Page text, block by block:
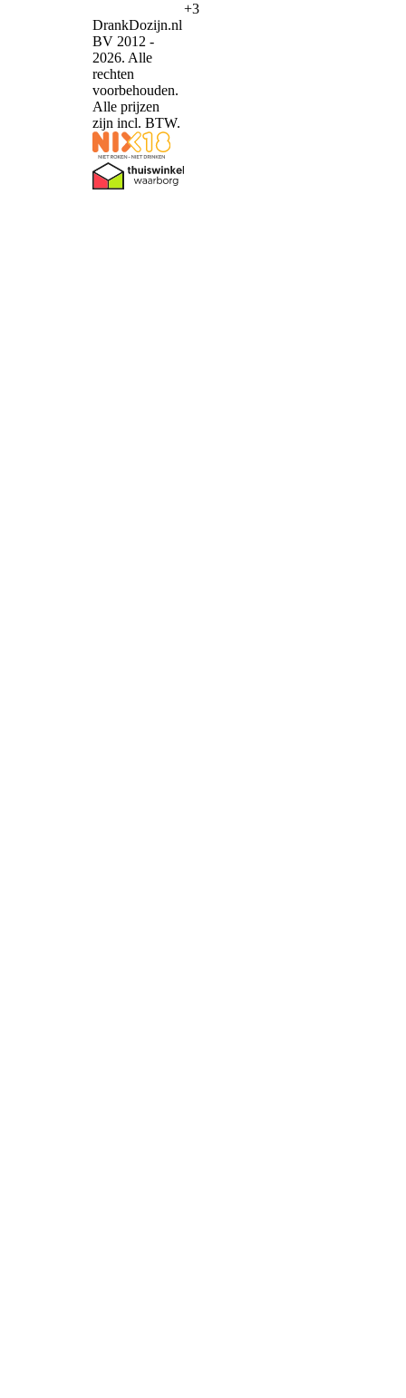
+3
DrankDozijn.nl
BV 2012 -
2026. Alle
rechten
voorbehouden.
Alle prijzen
zijn incl. BTW.